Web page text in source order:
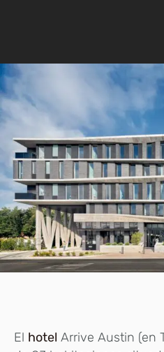
El hotel Arrive Austin (en